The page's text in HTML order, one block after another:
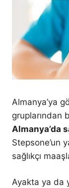
Almanya’ya
gruplarından
Almanya’da
Stepsone’un
sağlıkçı
Ayakta ya da